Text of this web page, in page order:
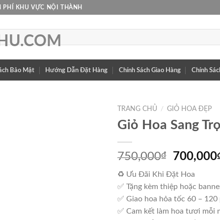
KHU VỰC NỘI THÀNH
Bảo Mật Hướng Dẫn Đặt Hàng Chính Sách Giao Hàng Chính
TRANG CHỦ / GIỎ HOA ĐẸP
Giỏ Hoa Sang
750,000₫
Giá
là:
700,000
♻ Ưu Đãi Khi Đặt Hoa
✅ Tặng kèm thiệp hoặc
✅ Giao hoa hỏa tốc 60 –
✅ Cam kết làm hoa tươi mỗi